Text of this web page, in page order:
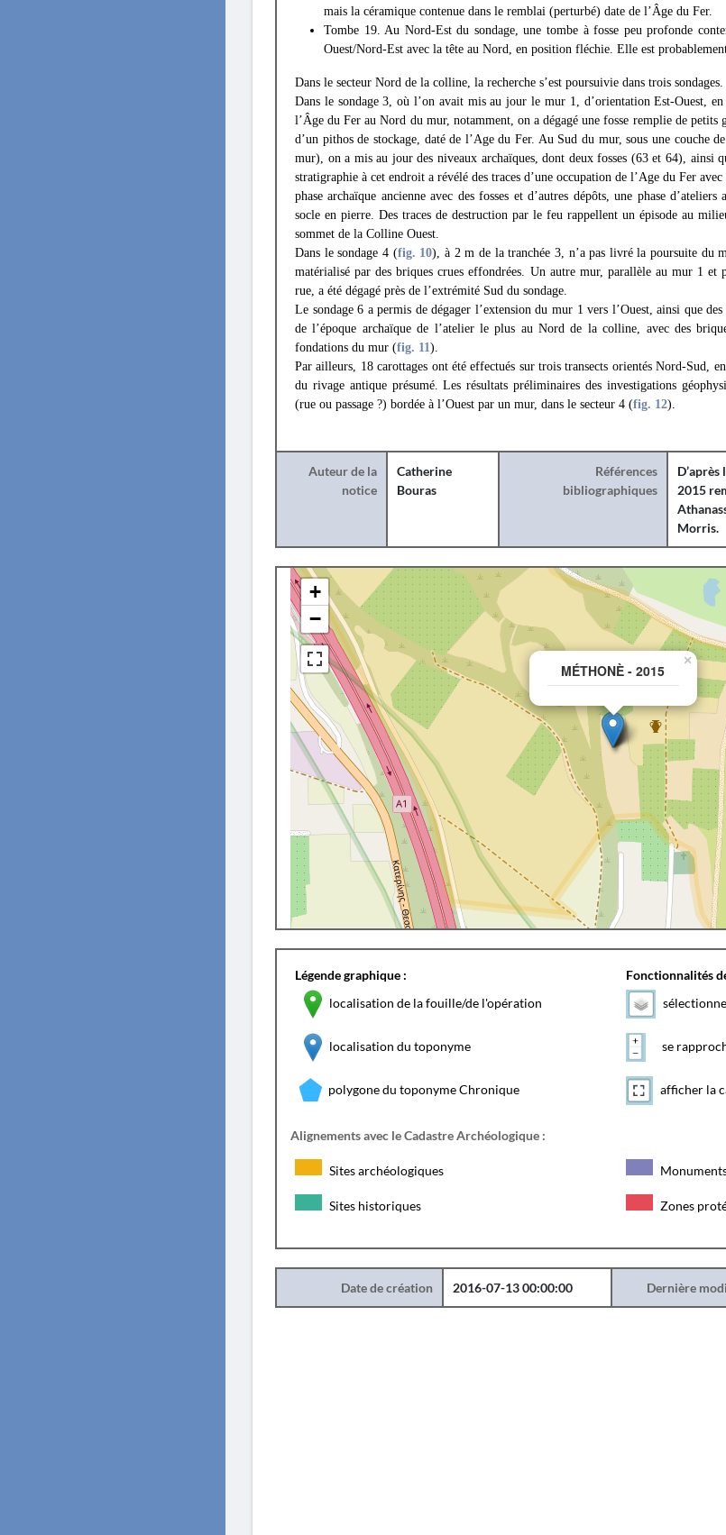
mais la céramique contenue dans le remblai (perturbé) date de l’Âge du Fer.
Tombe 19. Au Nord-Est du sondage, une tombe à fosse peu profonde
Ouest/Nord-Est avec la tête au Nord, en position fléchie. Elle est
Dans le secteur Nord de la colline, la recherche s’est poursuivie dans trois sondages.
Dans le sondage 3, où l’on avait mis au jour le mur 1, d’orientation Est-Ouest,
l’Âge du Fer au Nord du mur, notamment, on a dégagé une fosse remplie de petits
d’un pithos de stockage, daté de l’Age du Fer. Au Sud du mur, sous une couche
mur), on a mis au jour des niveaux archaïques, dont deux fosses (63 et 64), ainsi
stratigraphie à cet endroit a révélé des traces d’une occupation de l’Age du Fer avec
phase archaïque ancienne avec des fosses et d’autres dépôts, une phase
socle en pierre. Des traces de destruction par le feu rappellent un épisode au
sommet de la Colline Ouest.
Dans le sondage 4 (fig. 10), à 2 m de la tranchée 3, n’a pas livré la poursuite du
matérialisé par des briques crues effondrées. Un autre mur, parallèle au mur 1 et
rue, a été dégagé près de l’extrémité Sud du sondage.
Le sondage 6 a permis de dégager l’extension du mur 1 vers l’Ouest, ainsi que
de l’époque archaïque de l’atelier le plus au Nord de la colline, avec des
fondations du mur (fig. 11).
Par ailleurs, 18 carottages ont été effectués sur trois transects orientés Nord-Sud,
du rivage antique présumé. Les résultats préliminaires des investigations
(rue ou passage ?) bordée à l’Ouest par un mur, dans le secteur 4 (fig. 12).
Auteur de la
notice
Catherine
Bouras
Références
bibliographiques
2015
Morris.
MÉTHONÈ - 2015
×
+
−
Légende graphique :
localisation de la fouille/de l'opération
localisation du toponyme
polygone du toponyme Chronique
Fonctionnalités
se
afficher la
Alignements avec le Cadastre Archéologique :
Sites archéologiques
Sites historiques Zones
Date de création 2016-07-13 00:00:00 Dernière